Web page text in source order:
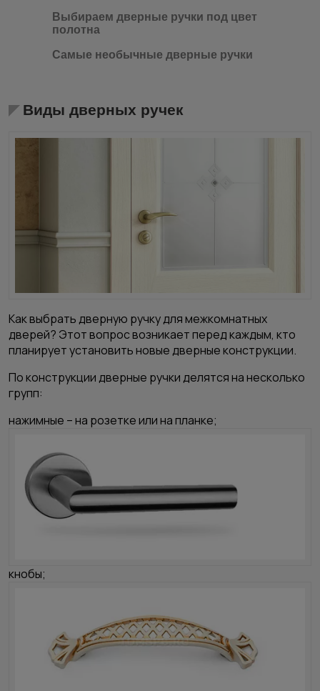
Выбираем дверные ручки под цвет
полотна
Самые необычные дверные ручки
Виды дверных ручек
Как выбрать дверную ручку для межкомнатных
дверей? Этот вопрос возникает перед каждым, кто
планирует установить новые дверные конструкции.
По конструкции дверные ручки делятся на несколько
групп:
нажимные – на розетке или на планке;
кнобы;